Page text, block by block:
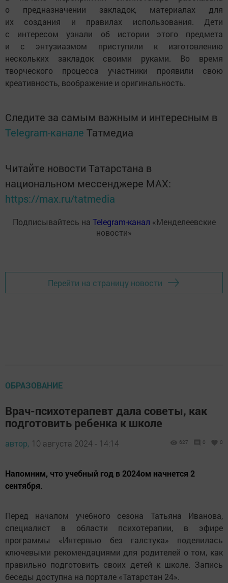
о предназначении закладок, материалах для
их создания и правилах использования. Дети
с интересом узнали об истории этого предмета
и с энтузиазмом приступили к изготовлению
нескольких закладок своими руками. Во время
творческого процесса участники проявили свою
креативность, воображение и оригинальность.
Следите за самым важным и интересным в
Telegram-канале Татмедиа
Читайте новости Татарстана в
национальном мессенджере MАХ:
https://max.ru/tatmedia
Подписывайтесь на Telegram-канал «Менделеевские
новости»
Перейти на страницу новости
ОБРАЗОВАНИЕ
Врач-психотерапевт дала советы, как
подготовить ребенка к школе
автор, 10 августа 2024 - 14:14 627 0 0
Напомним, что учебный год в 2024ом начнется 2
сентября.
Перед началом учебного сезона Татьяна Иванова,
специалист в области психотерапии, в эфире
программы «Интервью без галстука» поделилась
ключевыми рекомендациями для родителей о том, как
правильно подготовить своих детей к школе. Запись
беседы доступна на портале «Татарстан 24».